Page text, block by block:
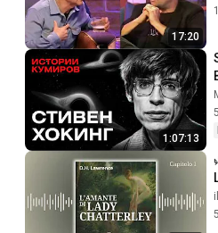
17:20
1:07:13